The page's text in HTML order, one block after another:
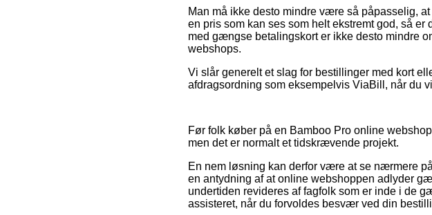
Man må ikke desto mindre være så påpasselig,
en pris som kan ses som helt ekstremt god, så
med gængse betalingskort er ikke desto mindre
webshops.
Vi slår generelt et slag for bestillinger med kort
afdragsordning som eksempelvis ViaBill, når du
Før folk køber på en Bamboo Pro online
men det er normalt et tidskrævende projekt.
En nem løsning kan derfor være at se nærmere
en antydning af at online webshoppen adlyder
undertiden revideres af fagfolk som er inde i de
assisteret, når du forvoldes besvær ved din